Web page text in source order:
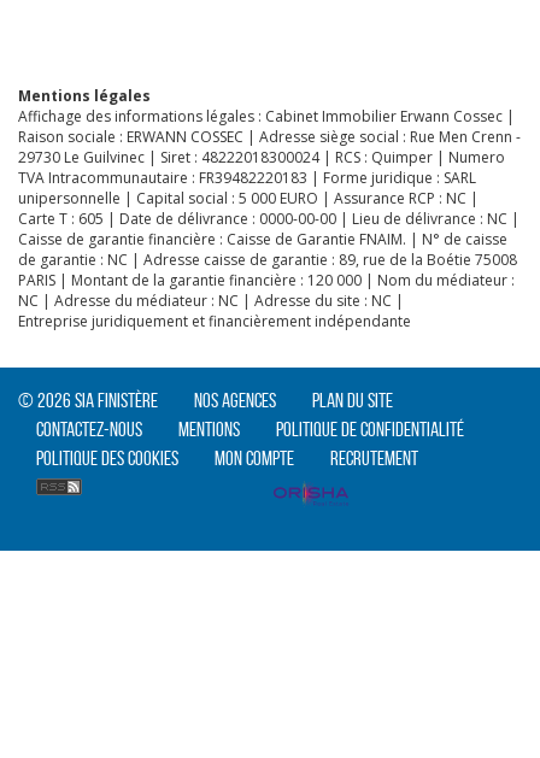
Mentions légales
Affichage des informations légales : Cabinet Immobilier Erwann Cossec |
Raison sociale : ERWANN COSSEC | Adresse siège social : Rue Men Crenn -
29730 Le Guilvinec | Siret : 48222018300024 | RCS : Quimper | Numero
TVA Intracommunautaire : FR39482220183 | Forme juridique : SARL
unipersonnelle | Capital social : 5 000 EURO | Assurance RCP : NC |
Carte T : 605 | Date de délivrance : 0000-00-00 | Lieu de délivrance : NC |
Caisse de garantie financière : Caisse de Garantie FNAIM. | N° de caisse
de garantie : NC | Adresse caisse de garantie : 89, rue de la Boétie 75008
PARIS | Montant de la garantie financière : 120 000 | Nom du médiateur :
NC | Adresse du médiateur : NC | Adresse du site : NC |
Entreprise juridiquement et financièrement indépendante
© 2026 SIA Finistère Nos agences
Plan du site
Contactez-nous
Mentions
Politique de confidentialité
Politique des cookies
Mon compte Recrutement